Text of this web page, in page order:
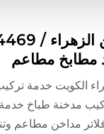
مطابخ مطاعم
الكويت خدمة
مدخنة طباخ
مداخن مطاعم